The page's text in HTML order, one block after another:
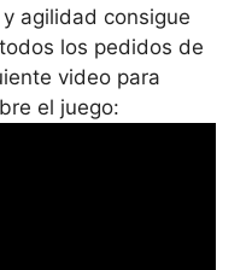
agilidad consigue
los pedidos de
video para
el juego: